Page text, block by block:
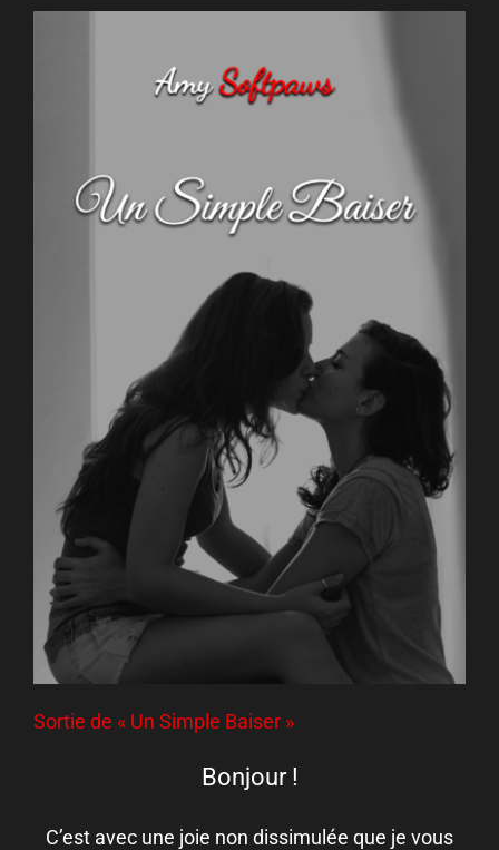
Sortie de « Un Simple Baiser »
Bonjour !
C’est avec une joie non dissimulée que je vous